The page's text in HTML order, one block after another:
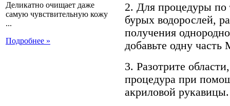
Деликатно очищает даже
самую чувствительную кожу
...
Подробнее »
2. Для процедуры по
бурых водорослей,
получения
добавьте одну часть
3. Разотрите
процедура при
акриловой рукавицы.